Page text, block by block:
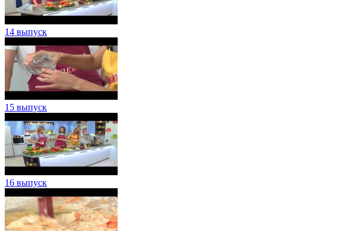
14 выпуск
15 выпуск
16 выпуск